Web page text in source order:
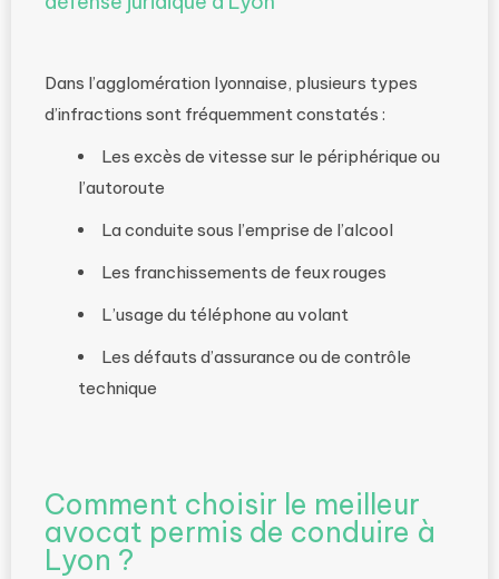
Dans l’agglomération lyonnaise, plusieurs types
d’infractions sont fréquemment constatés :
Les excès de vitesse sur le périphérique ou
l’autoroute
La conduite sous l’emprise de l’alcool
Les franchissements de feux rouges
L’usage du téléphone au volant
Les défauts d’assurance ou de contrôle
technique
Comment choisir le meilleur
avocat permis de conduire à
Lyon ?